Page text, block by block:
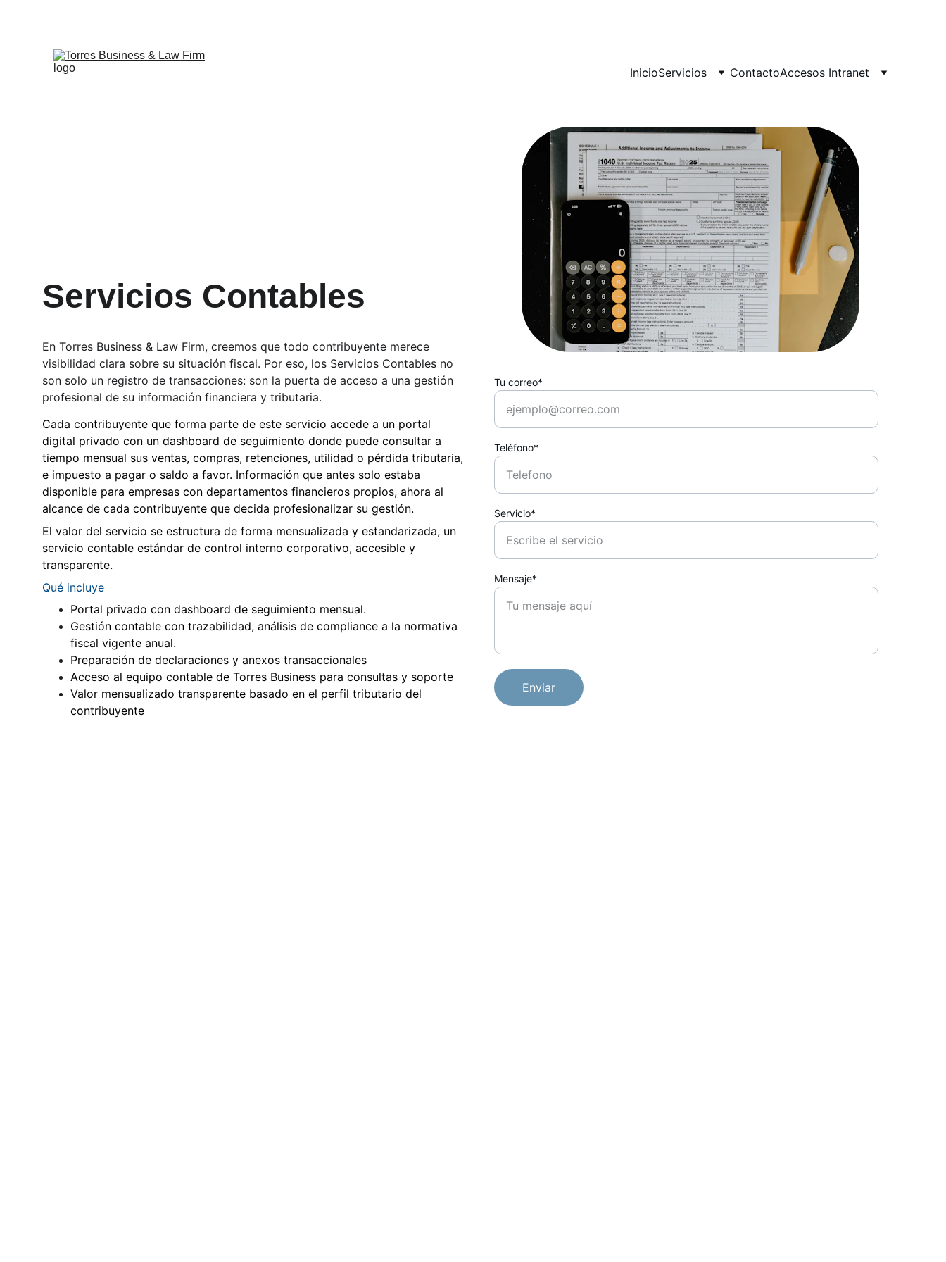
InicioServicios ContactoAccesos Intranet
Servicios Contables
En Torres Business & Law Firm, creemos que todo contribuyente merece
visibilidad clara sobre su situación fiscal. Por eso, los Servicios Contables no
son solo un registro de transacciones: son la puerta de acceso a una gestión
profesional de su información financiera y tributaria.
Cada contribuyente que forma parte de este servicio accede a un portal
digital privado con un dashboard de seguimiento donde puede consultar a
tiempo mensual sus ventas, compras, retenciones, utilidad o pérdida tributaria,
e impuesto a pagar o saldo a favor. Información que antes solo estaba
disponible para empresas con departamentos financieros propios, ahora al
alcance de cada contribuyente que decida profesionalizar su gestión.
El valor del servicio se estructura de forma mensualizada y estandarizada, un
servicio contable estándar de control interno corporativo, accesible y
transparente.
Qué incluye
Portal privado con dashboard de seguimiento mensual.
Gestión contable con trazabilidad, análisis de compliance a la normativa
fiscal vigente anual.
Preparación de declaraciones y anexos transaccionales
Acceso al equipo contable de Torres Business para consultas y soporte
Valor mensualizado transparente basado en el perfil tributario del
contribuyente
Tu correo*
Teléfono*
Servicio*
Mensaje*
Enviar